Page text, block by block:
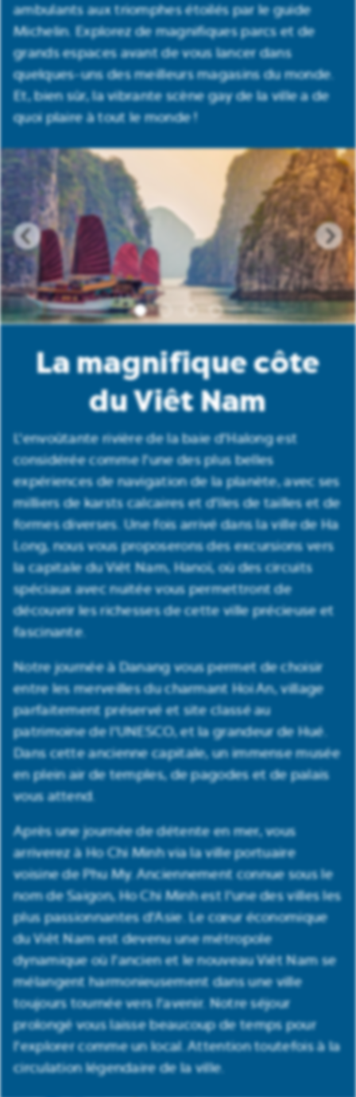
ambulants aux triomphes étoilés par le guide
Michelin. Explorez de magnifiques parcs et de
grands espaces avant de vous lancer dans
quelques-uns des meilleurs magasins du monde.
Et, bien sûr, la vibrante scène gay de la ville a de
quoi plaire à tout le monde !
La magnifique côte
du Viêt Nam
L'envoûtante rivière de la baie d'Halong est
considérée comme l'une des plus belles
expériences de navigation de la planète, avec ses
milliers de karsts calcaires et d'îles de tailles et de
formes diverses. Une fois arrivé dans la ville de Ha
Long, nous vous proposerons des excursions vers
la capitale du Viêt Nam, Hanoï, où des circuits
spéciaux avec nuitée vous permettront de
découvrir les richesses de cette ville précieuse et
fascinante.
Notre journée à Danang vous permet de choisir
entre les merveilles du charmant Hoi An, village
parfaitement préservé et site classé au
patrimoine de l'UNESCO, et la grandeur de Hué.
Dans cette ancienne capitale, un immense musée
en plein air de temples, de pagodes et de palais
vous attend.
Après une journée de détente en mer, vous
arriverez à Ho Chi Minh via la ville portuaire
voisine de Phu My. Anciennement connue sous le
nom de Saigon, Ho Chi Minh est l'une des villes les
plus passionnantes d'Asie. Le cœur économique
du Viêt Nam est devenu une métropole
dynamique où l'ancien et le nouveau Viêt Nam se
mélangent harmonieusement dans une ville
toujours tournée vers l'avenir. Notre séjour
prolongé vous laisse beaucoup de temps pour
l'explorer comme un local. Attention toutefois à la
circulation légendaire de la ville.